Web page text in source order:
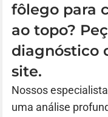
fôlego para
ao topo?
diagnóstico
site.
Nossos
uma análise